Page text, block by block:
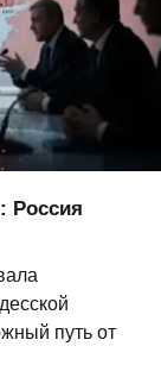
Россия
путь от